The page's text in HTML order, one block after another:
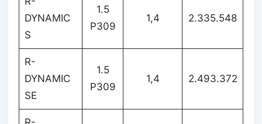
DYNAMIC
S
1.5
P309
1,4 2.335.548
R-
DYNAMIC
SE
1.5
P309
1,4 2.493.372